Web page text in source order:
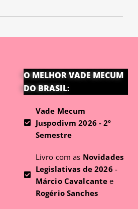
O MELHOR VADE MECUM
DO BRASIL:
Vade Mecum
Juspodivm 2026 - 2º
Semestre
Livro com as Novidades
Legislativas de 2026 -
Márcio Cavalcante e
Rogério Sanches